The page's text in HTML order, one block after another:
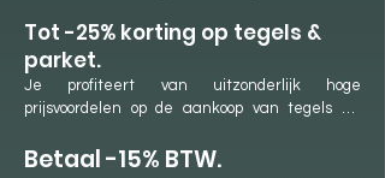
​Tot -25% korting op tegels &
parket.
Je profiteert van uitzonderlijk hoge
prijsvoordelen op de aankoop van tegels en
samenwerkingen met onze partner-
Betaal -15% BTW.